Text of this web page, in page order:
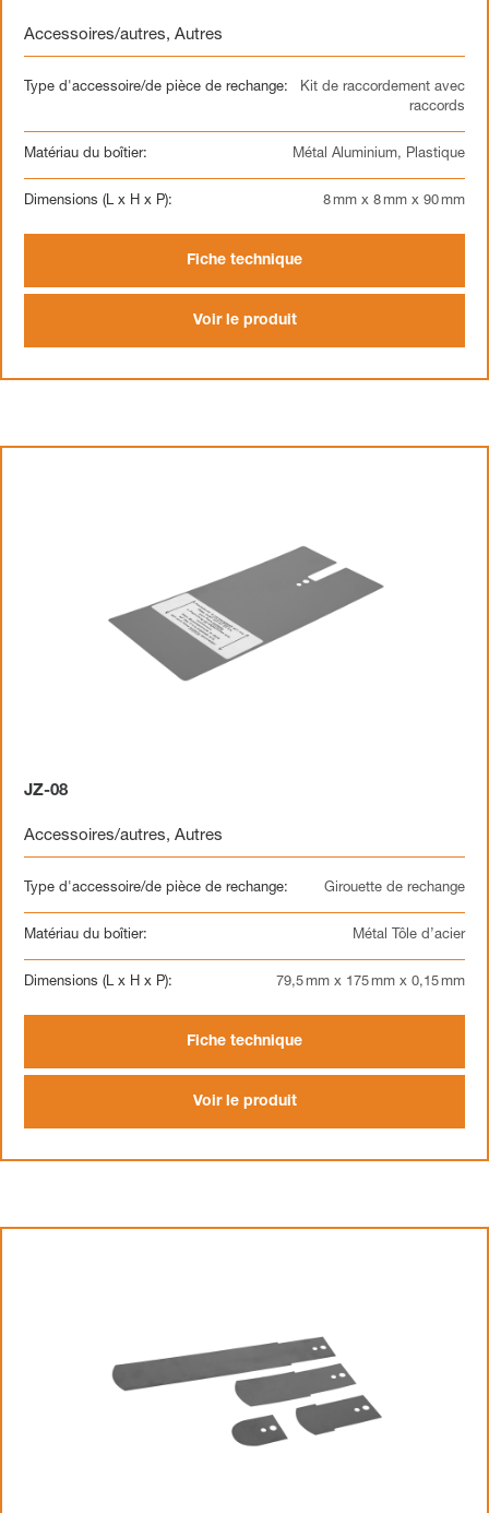
Accessoires/autres, Autres
Type d'accessoire/de pièce de rechange:
Kit de raccordement avec
raccords
Matériau du boîtier: Métal Aluminium, Plastique
Dimensions (L x H x P): 8 mm x 8 mm x 90 mm
Fiche technique
Voir le produit
JZ-08
Accessoires/autres, Autres
Type d'accessoire/de pièce de rechange: Girouette de rechange
Matériau du boîtier: Métal Tôle d’acier
Dimensions (L x H x P): 79,5 mm x 175 mm x 0,15 mm
Fiche technique
Voir le produit